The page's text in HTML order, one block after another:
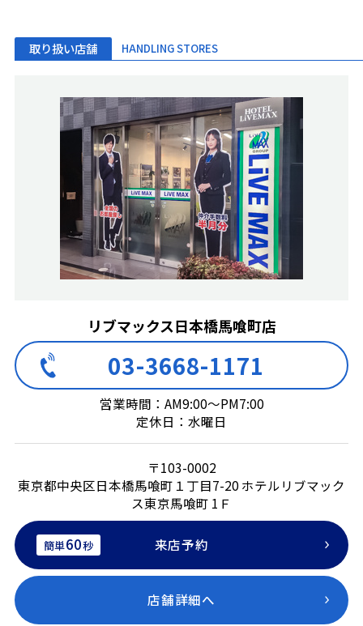
取り扱い店舗 HANDLING STORES
リブマックス日本橋馬喰町店
03-3668-1171
営業時間：AM9:00～PM7:00
定休日：水曜日
〒103-0002
東京都中央区日本橋馬喰町１丁目7-20 ホテルリブマック
ス東京馬喰町 1Ｆ
簡単60秒 来店予約
店舗詳細へ